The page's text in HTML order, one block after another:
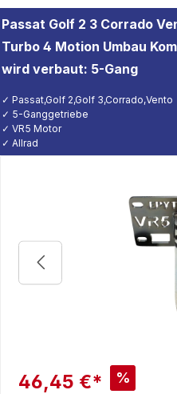
Passat Golf 2 3 Corrado
Turbo 4 Motion Umbau
wird verbaut: 5-Gang
✓ Passat,Golf 2,Golf 3,Corrado,Vento
✓ 5-Ganggetriebe
✓ VR5 Motor
✓ Allrad
46,45 €* %